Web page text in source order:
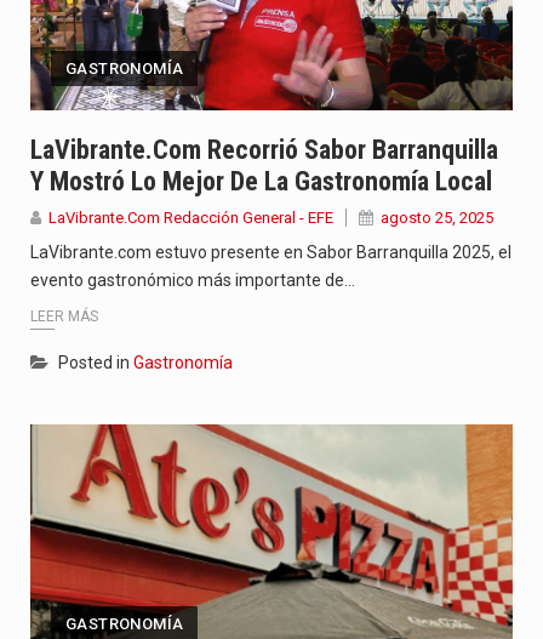
GASTRONOMÍA
LaVibrante.com Recorrió Sabor Barranquilla
Y Mostró Lo Mejor De La Gastronomía Local
LaVibrante.Com Redacción General - EFE agosto 25, 2025
LaVibrante.com estuvo presente en Sabor Barranquilla 2025, el
evento gastronómico más importante de…
LEER MÁS
Posted in Gastronomía
GASTRONOMÍA